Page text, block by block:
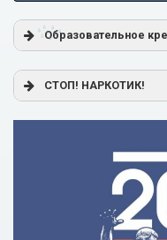
Образовательное
Постановление
«О
Образовательное
СТОП! НАРКОТИК!